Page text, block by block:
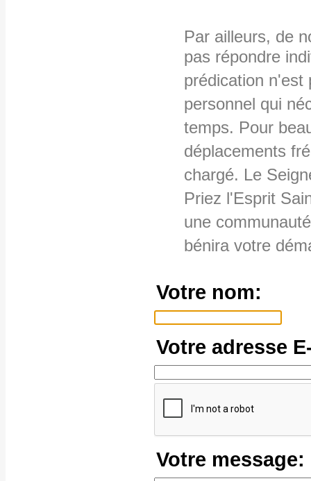
Par ailleurs, de
pas répondre
prédication n'est
personnel qui
temps. Pour
déplacements
chargé. Le
Priez l'Esprit
une
bénira votre
Votre nom:
Votre adresse
Votre message: